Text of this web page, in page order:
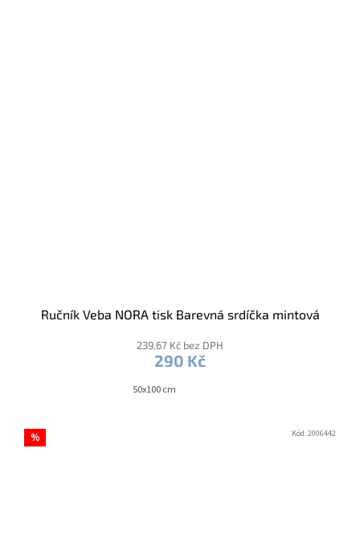
Ručník Veba NORA tisk Barevná srdíčka mintová
239,67 Kč bez DPH
290 Kč
50x100 cm
% Kód:2006442